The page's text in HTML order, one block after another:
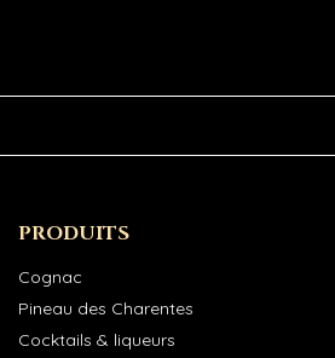
PRODUITS
Cognac
Pineau des Charentes
Cocktails & liqueurs